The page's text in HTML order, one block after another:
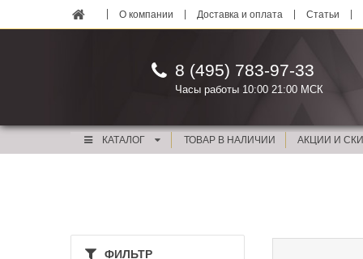
О компании Доставка и оплата Статьи
8 (495) 783-97-33
Часы работы 10:00 21:00 МСК
КАТАЛОГ ТОВАР В НАЛИЧИИ АКЦИИ И
ФИЛЬТР